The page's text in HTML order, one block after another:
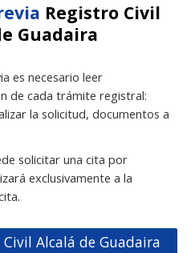
Registro Civil
Guadaira
es necesario leer
de cada trámite registral:
la solicitud, documentos a
solicitar una cita por
exclusivamente a la
Alcalá de Guadaira